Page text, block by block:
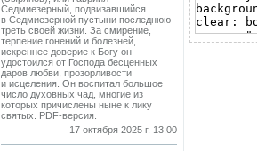
Седмиезерный, подвизавшийся
в Седмиезерной пустыни последнюю
треть своей жизни. За смирение,
терпение гонений и болезней,
искреннее доверие к Богу он
удостоился от Господа бесценных
даров любви, прозорливости
и исцеления. Он воспитал большое
число духовных чад, многие из
которых причислены ныне к лику
святых. PDF-версия.
17 октября 2025 г. 13:00